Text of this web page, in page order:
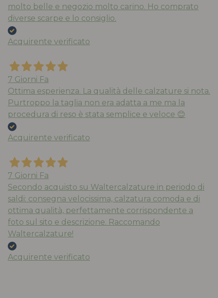
molto belle e negozio molto carino. Ho comprato
diverse scarpe e lo consiglio.
Acquirente verificato
7 Giorni Fa
Ottima esperienza. La qualità delle calzature si nota.
Purtroppo la taglia non era adatta a me ma la
procedura di reso è stata semplice e veloce 😊
Acquirente verificato
7 Giorni Fa
Secondo acquisto su Waltercalzature in periodo di
saldi: consegna velocissima, calzatura comoda e di
ottima qualità, perfettamente corrispondente a
foto sul sito e descrizione. Raccomando
Waltercalzature!
Acquirente verificato